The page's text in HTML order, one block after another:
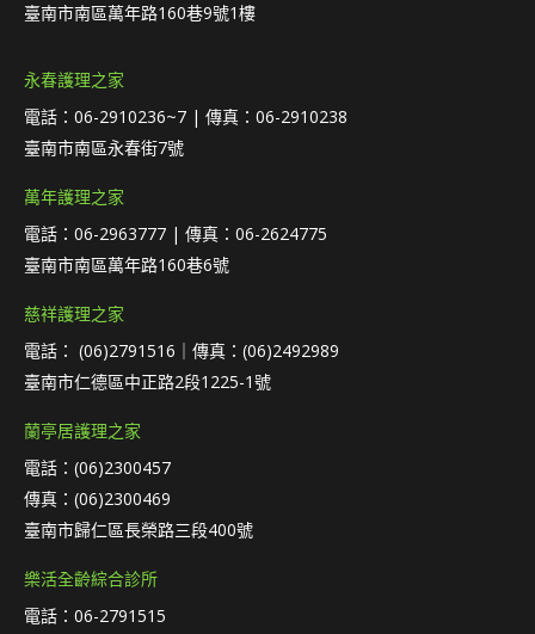
臺南市南區萬年路160巷9號1樓
永春護理之家
電話：06-2910236~7 | 傳真：06-2910238
臺南市南區永春街7號
萬年護理之家
電話：06-2963777 | 傳真：06-2624775
臺南市南區萬年路160巷6號
慈祥護理之家
電話： (06)2791516｜傳真：(06)2492989
臺南市仁德區中正路2段1225-1號
蘭亭居護理之家
電話：(06)2300457
傳真：(06)2300469
臺南市歸仁區長榮路三段400號
樂活全齡綜合診所
電話：06-2791515